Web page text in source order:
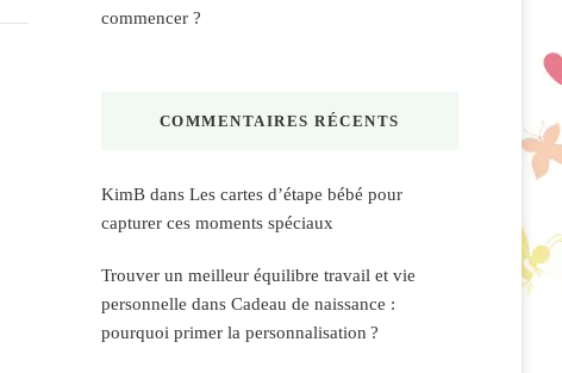
commencer ?
COMMENTAIRES RÉCENTS
KimBdans Les cartes d’étape bébé pour
capturer ces moments spéciaux
Trouver un meilleur équilibre travail et vie
personnelle dans Cadeau de naissance :
pourquoi primer la personnalisation ?